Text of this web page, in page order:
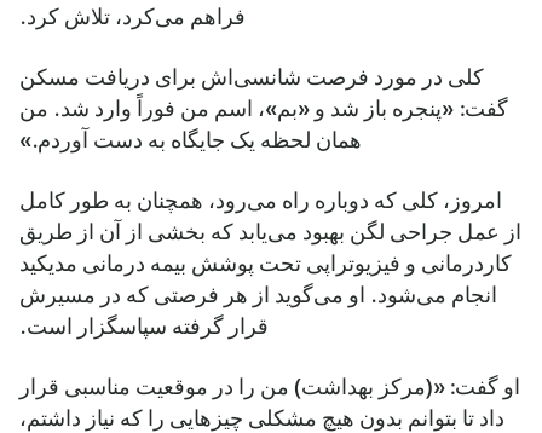
فراهم می‌کرد، تلاش کرد.
کلی در مورد فرصت شانسی‌اش برای دریافت مسکن
گفت: «پنجره باز شد و «بم»، اسم من فوراً وارد شد. من
همان لحظه یک جایگاه به دست آوردم.»
امروز، کلی که دوباره راه می‌رود، همچنان به طور کامل
از عمل جراحی لگن بهبود می‌یابد که بخشی از آن از طریق
کاردرمانی و فیزیوتراپی تحت پوشش بیمه درمانی مدیکید
انجام می‌شود. او می‌گوید از هر فرصتی که در مسیرش
قرار گرفته سپاسگزار است.
او گفت: «(مرکز بهداشت) من را در موقعیت مناسبی قرار
داد تا بتوانم بدون هیچ مشکلی چیزهایی را که نیاز داشتم،